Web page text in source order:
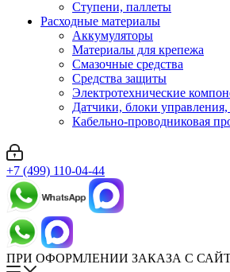
Ступени, паллеты
Расходные материалы
Аккумуляторы
Материалы для крепежа
Смазочные средства
Средства защиты
Электротехнические
Датчики, блоки
Кабельно-проводниковая
+7 (499) 110-04-44
ПРИ ОФОРМЛЕНИИ ЗАКАЗА С